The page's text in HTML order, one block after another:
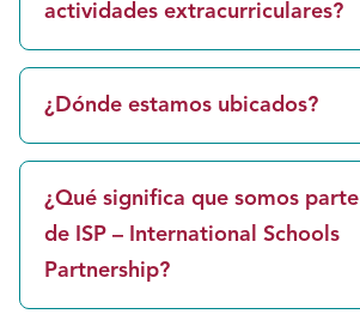
actividades extracurriculares?
¿Dónde estamos ubicados?
¿Qué significa que somos parte
de ISP – International Schools
Partnership?